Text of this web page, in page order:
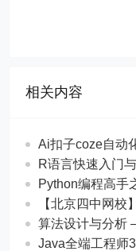
相关内容
Ai扣子coze自动
R语言快速入门
Python编程高手
【北京四中网校
算法设计与分析
Java全端工程师